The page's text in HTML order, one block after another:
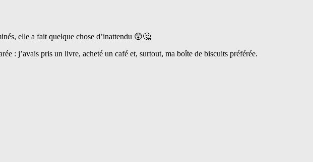
elle a fait quelque chose d’inattendu 😲🤔
: j’avais pris un livre, acheté un café et, surtout, ma boîte de biscuits préférée.